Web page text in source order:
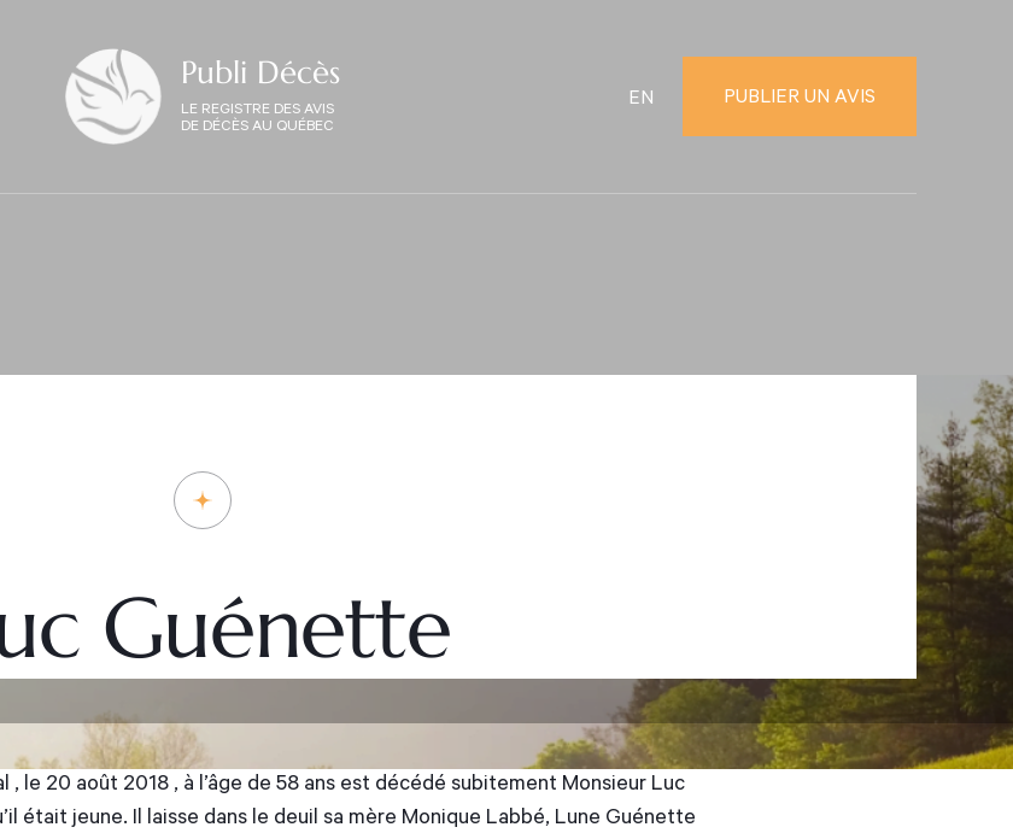
Publi Décès
LE REGISTRE DES AVIS
DE DÉCÈS AU QUÉBEC
EN PUBLIER UN AVIS
Guénette
, le 20 août 2018 , à l’âge de 58 ans est décédé subitement Monsieur Luc
était jeune. Il laisse dans le deuil sa mère Monique Labbé, Lune Guénette